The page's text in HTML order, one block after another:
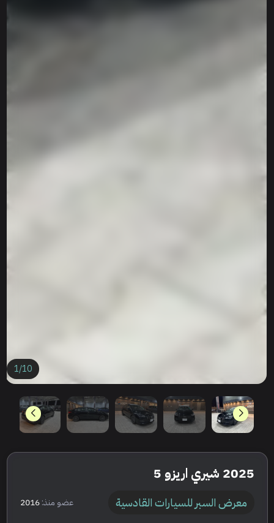
1/10
2025 شيري اريزو 5
معرض السبر للسيارات القادسية عضو منذ:2016